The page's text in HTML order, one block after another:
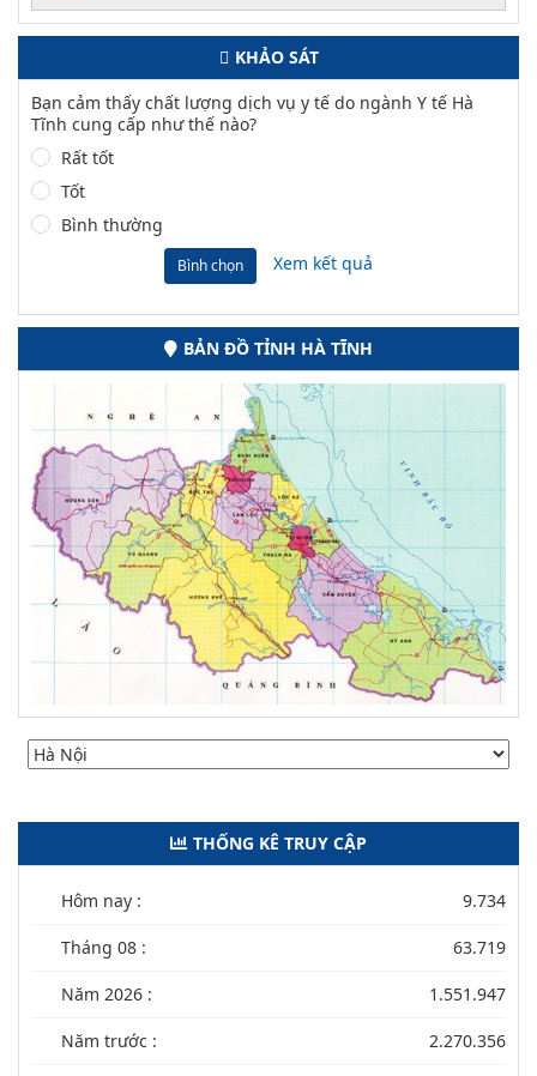
KHẢO SÁT
Bạn cảm thấy chất lượng dịch vụ y tế do ngành Y tế Hà
Tĩnh cung cấp như thế nào?
Rất tốt
Tốt
Bình thường
Bình chọn Xem kết quả
BẢN ĐỒ TỈNH HÀ TĨNH
THỐNG KÊ TRUY CẬP
Hôm nay : 9.734
Tháng 08 : 63.719
Năm 2026 : 1.551.947
Năm trước : 2.270.356